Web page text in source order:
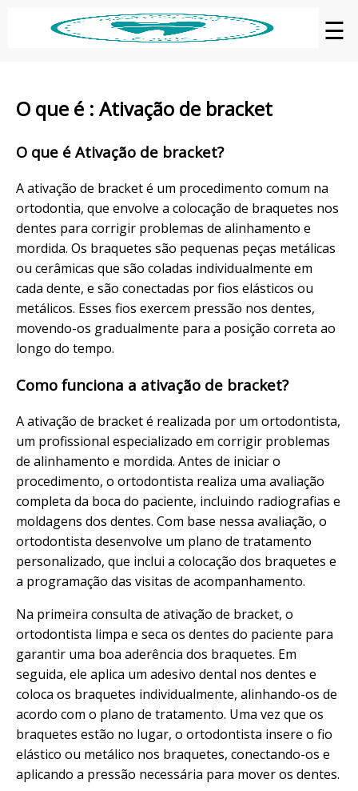
☰
O que é : Ativação de bracket
O que é Ativação de bracket?
A ativação de bracket é um procedimento comum na
ortodontia, que envolve a colocação de braquetes nos
dentes para corrigir problemas de alinhamento e
mordida. Os braquetes são pequenas peças metálicas
ou cerâmicas que são coladas individualmente em
cada dente, e são conectadas por fios elásticos ou
metálicos. Esses fios exercem pressão nos dentes,
movendo-os gradualmente para a posição correta ao
longo do tempo.
Como funciona a ativação de bracket?
A ativação de bracket é realizada por um ortodontista,
um profissional especializado em corrigir problemas
de alinhamento e mordida. Antes de iniciar o
procedimento, o ortodontista realiza uma avaliação
completa da boca do paciente, incluindo radiografias e
moldagens dos dentes. Com base nessa avaliação, o
ortodontista desenvolve um plano de tratamento
personalizado, que inclui a colocação dos braquetes e
a programação das visitas de acompanhamento.
Na primeira consulta de ativação de bracket, o
ortodontista limpa e seca os dentes do paciente para
garantir uma boa aderência dos braquetes. Em
seguida, ele aplica um adesivo dental nos dentes e
coloca os braquetes individualmente, alinhando-os de
acordo com o plano de tratamento. Uma vez que os
braquetes estão no lugar, o ortodontista insere o fio
elástico ou metálico nos braquetes, conectando-os e
aplicando a pressão necessária para mover os dentes.